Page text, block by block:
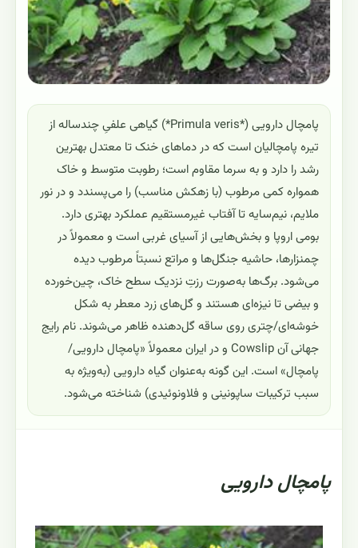
پامچال دارویی (*Primula veris*) گیاهی علفیِ چندساله از
تیره پامچالیان است که در دماهای خنک تا معتدل بهترین
رشد را دارد و به سرما مقاوم است؛ رطوبت متوسط و خاک
همواره کمی مرطوب (با زهکش مناسب) را می‌پسندد و در نور
ملایم، نیم‌سایه تا آفتاب غیرمستقیم عملکرد بهتری دارد.
بومی اروپا و بخش‌هایی از آسیای غربی است و معمولاً در
چمنزارها، حاشیه جنگل‌ها و مراتع نسبتاً مرطوب دیده
می‌شود. برگ‌ها به‌صورت رزتِ نزدیک سطح خاک، چین‌خورده
و بیضی تا نیزه‌ای هستند و گل‌های زرد معطر به شکل
خوشه‌ای/چتری روی ساقه گل‌دهنده ظاهر می‌شوند. نام رایج
جهانی آن Cowslip و در ایران معمولاً «پامچال دارویی/
پامچال» است. این گونه به‌عنوان گیاه دارویی (به‌ویژه به
سبب ترکیبات ساپونینی و فلاونوئیدی) شناخته می‌شود.
پامچال دارویی